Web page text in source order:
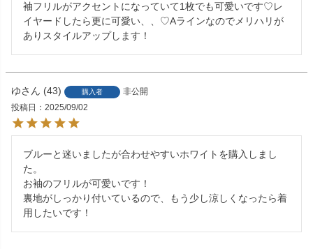
袖フリルがアクセントになっていて1枚でも可愛いです♡レ
イヤードしたら更に可愛い、、♡Aラインなのでメリハリが
ありスタイルアップします！
ゆ 43 購入者
非公開
投稿日
2025/09/02
ブルーと迷いましたが合わせやすいホワイトを購入しまし
た。
お袖のフリルが可愛いです！
裏地がしっかり付いているので、もう少し涼しくなったら着
用したいです！